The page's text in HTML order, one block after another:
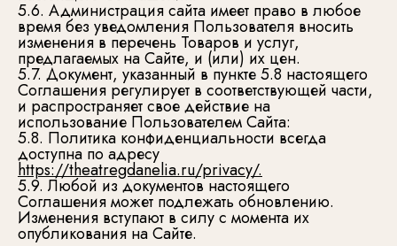
5.6. Администрация сайта имеет право в любое
время без уведомления Пользователя вносить
изменения в перечень Товаров и услуг,
предлагаемых на Сайте, и (или) их цен.
5.7. Документ, указанный в пункте 5.8 настоящего
Соглашения регулирует в соответствующей части,
и распространяет свое действие на
использование Пользователем Сайта:
5.8. Политика конфиденциальности всегда
доступна по адресу
https://theatregdanelia.ru/privacy/.
5.9. Любой из документов настоящего
Соглашения может подлежать обновлению.
Изменения вступают в силу с момента их
опубликования на Сайте.